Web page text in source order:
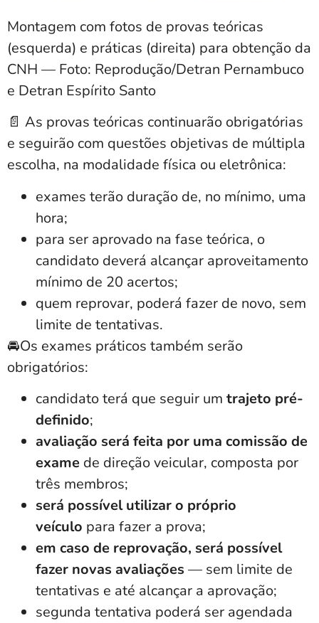
Montagem com fotos de provas teóricas
(esquerda) e práticas (direita) para obtenção da
CNH — Foto: Reprodução/Detran Pernambuco
e Detran Espírito Santo
📄 As provas teóricas continuarão obrigatórias
e seguirão com questões objetivas de múltipla
escolha, na modalidade física ou eletrônica:
exames terão duração de, no mínimo, uma
hora;
para ser aprovado na fase teórica, o
candidato deverá alcançar aproveitamento
mínimo de 20 acertos;
quem reprovar, poderá fazer de novo, sem
limite de tentativas.
🚘Os exames práticos também serão
obrigatórios:
candidato terá que seguir um trajeto pré-
definido;
avaliação será feita por uma comissão de
exame de direção veicular, composta por
três membros;
será possível utilizar o próprio
veículo para fazer a prova;
em caso de reprovação, será possível
fazer novas avaliações — sem limite de
tentativas e até alcançar a aprovação;
segunda tentativa poderá ser agendada